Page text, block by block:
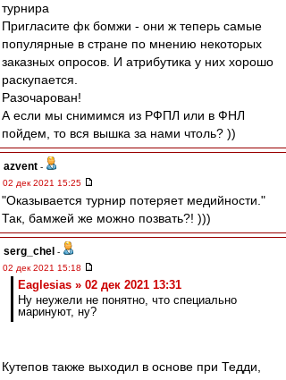
турнира
Пригласите фк бомжи - они ж теперь самые
популярные в стране по мнению некоторых
заказных опросов. И атрибутика у них хорошо
раскупается.
Разочарован!
А если мы снимимся из РФПЛ или в ФНЛ
пойдем, то вся вышка за нами чтоль? ))
azvent -
02 дек 2021 15:25
"Оказывается турнир потеряет медийности."
Так, бамжей же можно позвать?! )))
serg_chel -
02 дек 2021 15:18
Eaglesias » 02 дек 2021 13:31
Ну неужели не понятно, что специально
маринуют, ну?
Кутепов также выходил в основе при Тедди,